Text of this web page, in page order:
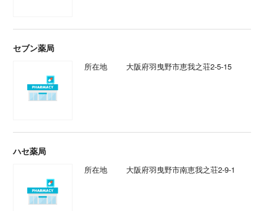
セブン薬局
所在地 大阪府羽曳野市恵我之荘2-5-15
ハセ薬局
所在地 大阪府羽曳野市南恵我之荘2-9-1